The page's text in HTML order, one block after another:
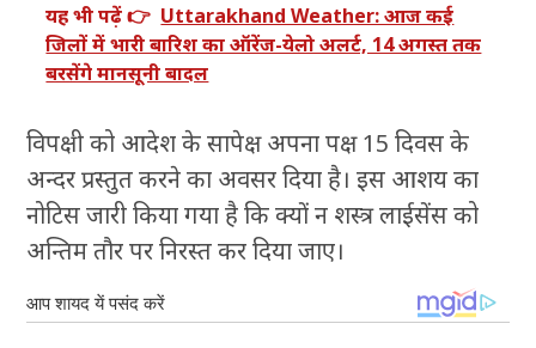
यह भी पढ़ें 👉 Uttarakhand Weather: आज कई
जिलों में भारी बारिश का ऑरेंज-येलो अलर्ट, 14 अगस्त तक
बरसेंगे मानसूनी बादल
विपक्षी को आदेश के सापेक्ष अपना पक्ष 15 दिवस के
अन्दर प्रस्तुत करने का अवसर दिया है। इस आशय का
नोटिस जारी किया गया है कि क्यों न शस्त्र लाईसेंस को
अन्तिम तौर पर निरस्त कर दिया जाए।